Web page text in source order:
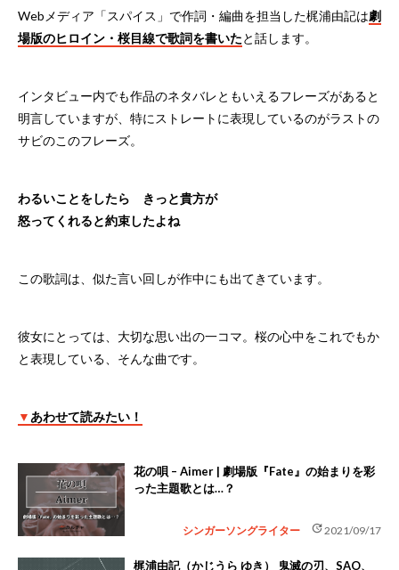
Webメディア「スパイス」で作詞・編曲を担当した梶浦由記は劇
場版のヒロイン・桜目線で歌詞を書いたと話します。
インタビュー内でも作品のネタバレともいえるフレーズがあると
明言していますが、特にストレートに表現しているのがラストの
サビのこのフレーズ。
わるいことをしたら きっと貴方が
怒ってくれると約束したよね
この歌詞は、似た言い回しが作中にも出てきています。
彼女にとっては、大切な思い出の一コマ。桜の心中をこれでもか
と表現している、そんな曲です。
▼ あわせて読みたい！
花の唄 – Aimer | 劇場版『Fate』の始まりを彩
った主題歌とは…？
シンガーソングライター update2021/09/17
梶浦由記（かじうら ゆき） 鬼滅の刃、SAO、